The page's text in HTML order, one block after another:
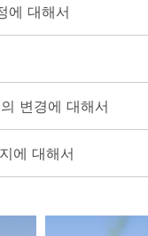
에 대해서
변경에 대해서
에 대해서